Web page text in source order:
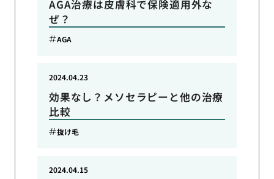
AGA治療は皮膚科で保険適用外な
ぜ？
AGA
効果なし？メソセラピーと他の治療
比較
2024.04.23
抜け毛
2024.04.15